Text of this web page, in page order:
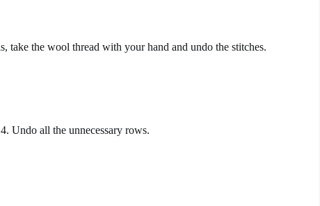
take the wool thread with your hand and undo the stitches.
4. Undo all the unnecessary rows.